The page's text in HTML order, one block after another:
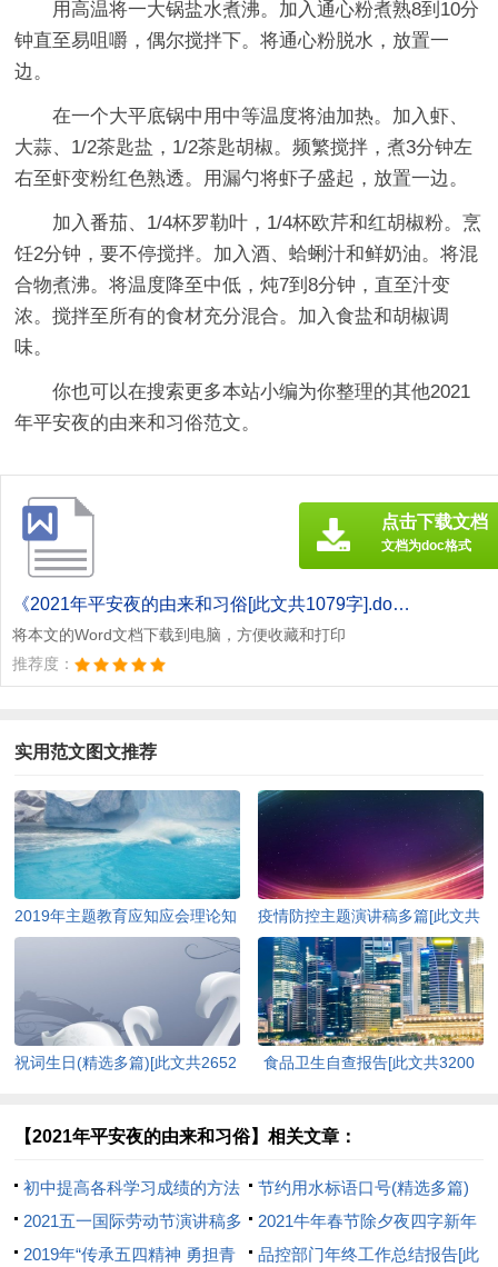
用高温将一大锅盐水煮沸。加入通心粉煮熟8到10分
钟直至易咀嚼，偶尔搅拌下。将通心粉脱水，放置一
边。
在一个大平底锅中用中等温度将油加热。加入虾、
大蒜、1/2茶匙盐，1/2茶匙胡椒。频繁搅拌，煮3分钟左
右至虾变粉红色熟透。用漏勺将虾子盛起，放置一边。
加入番茄、1/4杯罗勒叶，1/4杯欧芹和红胡椒粉。烹
饪2分钟，要不停搅拌。加入酒、蛤蜊汁和鲜奶油。将混
合物煮沸。将温度降至中低，炖7到8分钟，直至汁变
浓。搅拌至所有的食材充分混合。加入食盐和胡椒调
味。
你也可以在搜索更多本站小编为你整理的其他2021
年平安夜的由来和习俗范文。
《2021年平安夜的由来和习俗[此文共1079字].doc》
将本文的Word文档下载到电脑，方便收藏和打印
推荐度：
点击下载文档
文档为doc格式
实用范文图文推荐
2019年主题教育应知应会理论知
识（含答案）[此文共10252字]
疫情防控主题演讲稿多篇[此文共
4978字]
祝词生日(精选多篇)[此文共2652
食品卫生自查报告[此文共3200
【2021年平安夜的由来和习俗】相关文章：
初中提高各科学习成绩的方法
[此文共2526字]
节约用水标语口号(精选多篇)
[此文共4302字]
2021五一国际劳动节演讲稿多
篇[此文共3197字]
2021牛年春节除夕夜四字新年
对联【90对】[此文共805字]
2019年“传承五四精神 勇担青 品控部门年终工作总结报告[此